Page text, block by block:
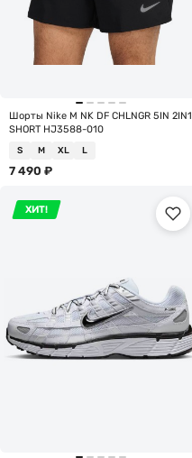
Шорты Nike M NK DF CHLNGR 5IN 2IN1
SHORT HJ3588-010
S M XL L
7 490 ₽
ХИТ!